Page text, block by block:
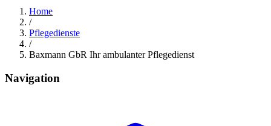
Home
/
Pflegedienste
/
Baxmann GbR Ihr ambulanter Pflegedienst
Navigation